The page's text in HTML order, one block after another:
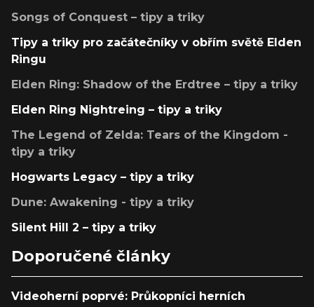
Songs of Conquest – tipy a triky
Tipy a triky pro začátečníky v obřím světě Elden
Ringu
Elden Ring: Shadow of the Erdtree – tipy a triky
Elden Ring Nightreing – tipy a triky
The Legend of Zelda: Tears of the Kingdom -
tipy a triky
Hogwarts Legacy – tipy a triky
Dune: Awakening - tipy a triky
Silent Hill 2 – tipy a triky
Doporučené články
Videoherní poprvé: Průkopníci herních